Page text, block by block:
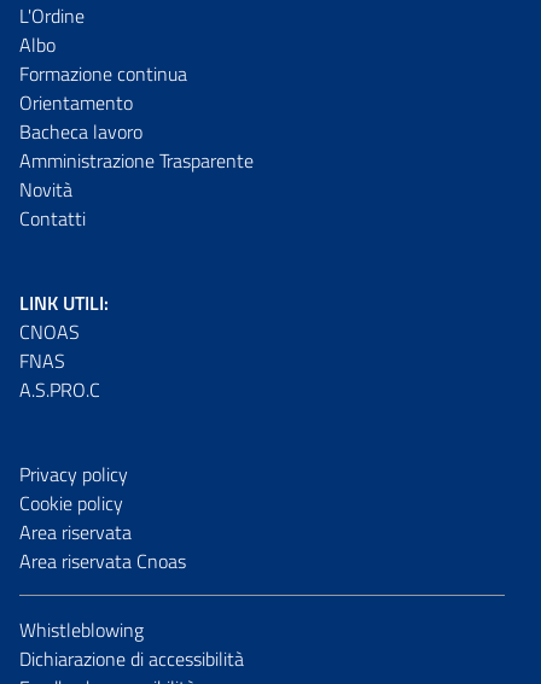
L'Ordine
Albo
Formazione continua
Orientamento
Bacheca lavoro
Amministrazione Trasparente
Novità
Contatti
LINK UTILI:
CNOAS
FNAS
A.S.PRO.C
Privacy policy
Cookie policy
Area riservata
Area riservata Cnoas
Whistleblowing
Dichiarazione di accessibilità